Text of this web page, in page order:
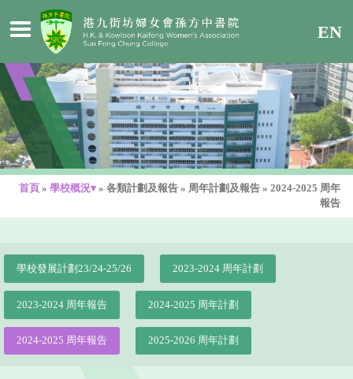
EN
首頁 » 學校概況▾ » 各類計劃及報告 » 周年計劃及報告 » 2024-2025 周年
報告
學校發展計劃23/24-25/26 2023-2024 周年計劃
2023-2024 周年報告 2024-2025 周年計劃
2024-2025 周年報告 2025-2026 周年計劃